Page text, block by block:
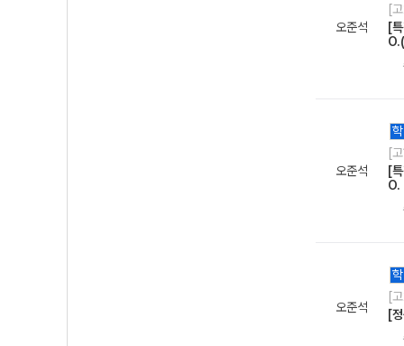
오준석
[
[
오준석
학
[
[
O.
오준석
학
[
[